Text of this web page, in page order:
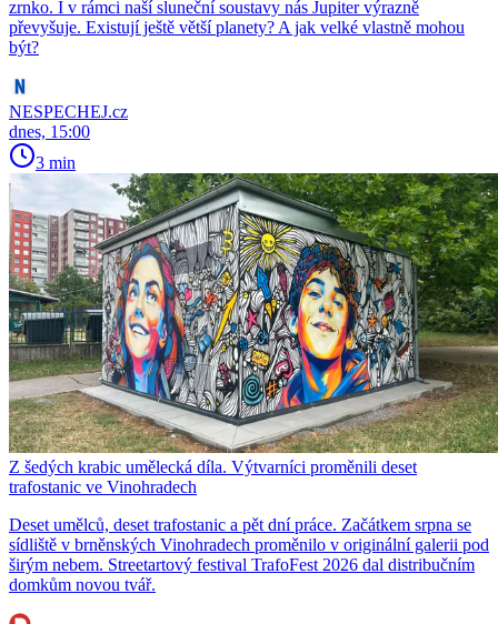
zrnko. I v rámci naší sluneční soustavy nás Jupiter výrazně
převyšuje. Existují ještě větší planety? A jak velké vlastně mohou
být?
NESPECHEJ.cz
dnes, 15:00
3 min
Z šedých krabic umělecká díla. Výtvarníci proměnili deset
trafostanic ve Vinohradech
Deset umělců, deset trafostanic a pět dní práce. Začátkem srpna se
sídliště v brněnských Vinohradech proměnilo v originální galerii pod
širým nebem. Streetartový festival TrafoFest 2026 dal distribučním
domkům novou tvář.